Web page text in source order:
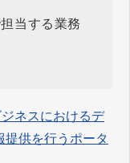
当する業務
ネスにおけるデ
提供を行うポータ